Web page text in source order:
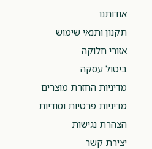
אודותנו
תקנון ותנאי שימוש
אזורי חלוקה
ביטול עסקה
מדיניות החזרת מוצרים
מדיניות פרטיות וסודיות
הצהרת נגישות
יצירת קשר